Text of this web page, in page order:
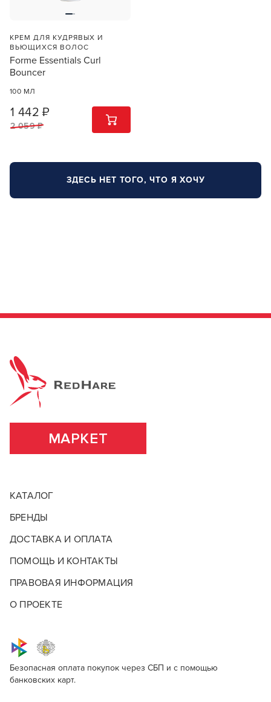
КРЕМ ДЛЯ КУДРЯВЫХ И
ВЬЮЩИХСЯ ВОЛОС
Forme Essentials Curl
Bouncer
100 МЛ
1 442 ₽
2 059 ₽
1 ШТ
ЗДЕСЬ НЕТ ТОГО, ЧТО Я ХОЧУ
МАРКЕТ
КАТАЛОГ
БРЕНДЫ
ДОСТАВКА И ОПЛАТА
ПОМОЩЬ И КОНТАКТЫ
ПРАВОВАЯ ИНФОРМАЦИЯ
О ПРОЕКТЕ
Безопасная оплата покупок через СБП и с помощью
банковских карт.
Заяц–робот
ДЛЯ КУДРЯВЫХ ВОЛОС FORME
Для кудрявых волос Forme Essentials
Опишите, что бы вы хотели видеть в